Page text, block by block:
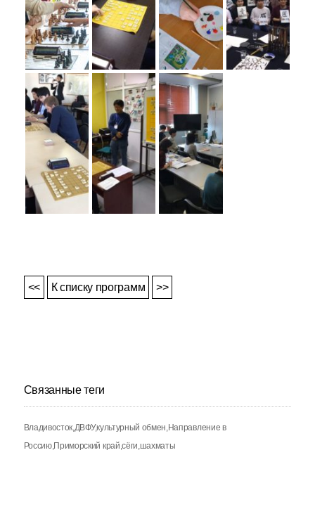
<< К списку программ >>
Связанные теги
ВладивостокДВФУкультурный обмен Направление в
РоссиюПриморский край сёги шахматы